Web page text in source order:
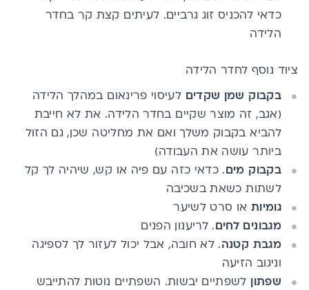
כדאי להכניס זוג גרביים. לעיתים קצת קר בחדר
הלידה
ציוד נוסף לחדר הלידה
בקבוק שמן שקדים לעיסוי פרינאום במהלך הלידה
(אגב, זה מוצר שקיים בחדר הלידה. את לא חייבת
להביא בקבוק משלך ואם את מחליטה שכן, גם הזול
ביותר עושה את העבודה)
בקבוק מים. כדאי כזה עם פיה או קש, שיהיה לך קל
לשתות כשאת בשכיבה
גומיות או סרט לשיער
מגבונים לחים. לריענון הפנים
מגבת קטנה. לא חובה, אבל יכול לעזור לך לספיגה
וניגוב הזיעה
שפתון לשפתיים יבשות. השפתיים נוטות להתייבש